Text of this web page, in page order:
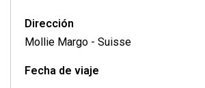
Dirección
Mollie Margo - Suisse
Fecha de viaje